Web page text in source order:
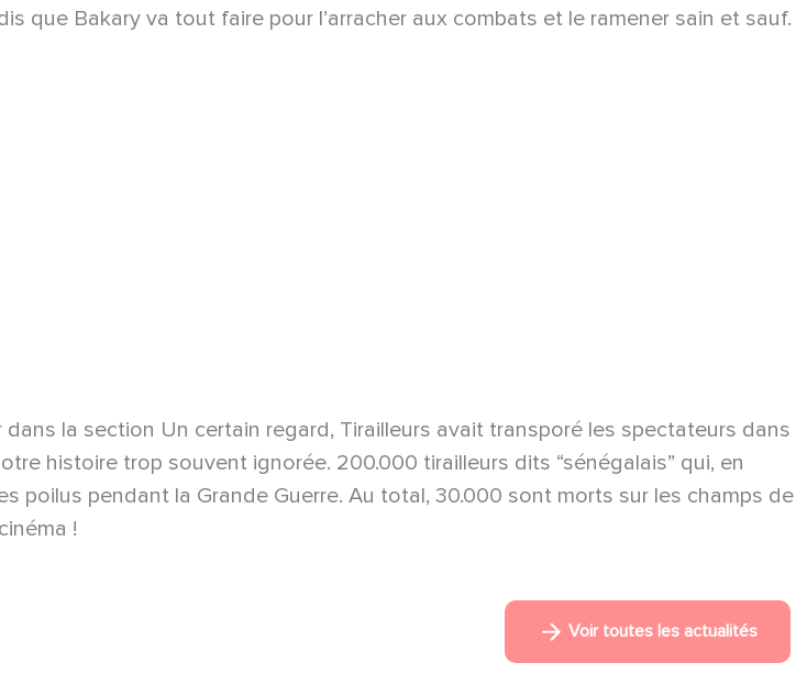
que Bakary va tout faire pour l’arracher aux combats et le ramener sain et sauf.
la section Un certain regard, Tirailleurs avait transporé les spectateurs dans
histoire trop souvent ignorée. 200.000 tirailleurs dits “sénégalais” qui, en
poilus pendant la Grande Guerre. Au total, 30.000 sont morts sur les champs de
!
Voir toutes les actualités